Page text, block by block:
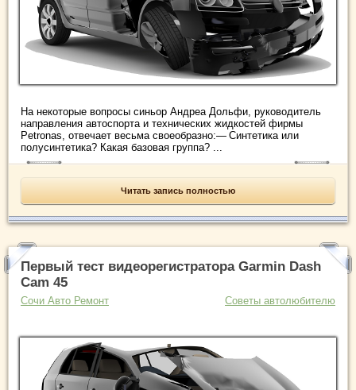
На некоторые вопросы синьор Андреа Дольфи, руководитель
направления автоспорта и технических жидкостей фирмы
Petronas, отвечает весьма своеобразно:— Синтетика или
полусинтетика? Какая базовая группа? ...
Читать запись полностью
Первый тест видеорегистратора Garmin Dash
Cam 45
Сочи Авто Ремонт Советы автолюбителю